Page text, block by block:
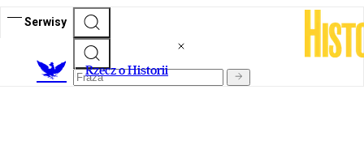
Serwisy
Rzecz o Historii